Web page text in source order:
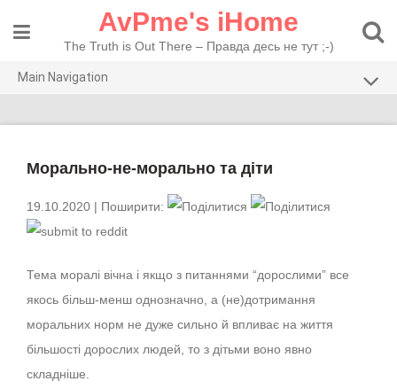
content
AvPme's iHome
The Truth is Out There – Правда десь не тут ;-)
Main Navigation
Рекомендую
Морально-не-морально та діти
19.10.2020 | Поширити:
Тема моралі вічна і якщо з питаннями “дорослими” все
якось більш-менш однозначно, а (не)дотримання
моральних норм не дуже сильно й впливає на життя
більшості дорослих людей, то з дітьми воно явно
складніше.